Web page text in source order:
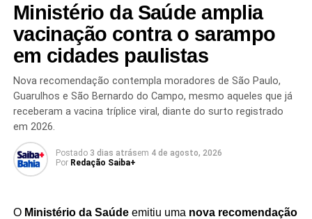
farmacêutica brasileira.
O avanço da produção nacional de medicamentos
para emagrecimento coloca o Brasil em uma posição
de destaque em um dos mercados mais promissores
da área da saúde
, que continua registrando forte
expansão e atraindo novos investimentos tecnológicos.
Ministério da Saúde amplia
vacinação contra o sarampo
em cidades paulistas
Nova recomendação contempla moradores de São Paulo,
Guarulhos e São Bernardo do Campo, mesmo aqueles que já
receberam a vacina tríplice viral, diante do surto registrado
em 2026.
Postado 3 dias atrásem 4 de agosto, 2026
Por Redação Saiba+
O Ministério da Saúdeemitiu uma nova recomendação